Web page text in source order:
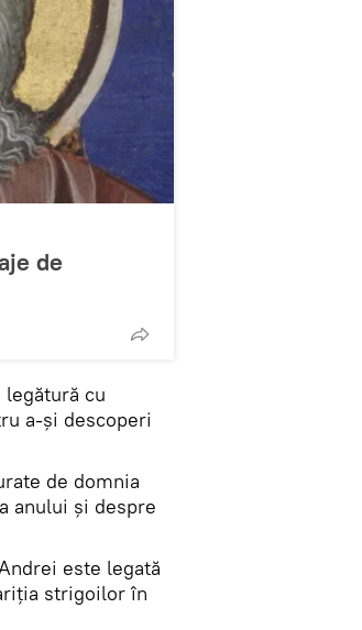
de
cu
a-și descoperi
de domnia
anului și despre
este legată
strigoilor în